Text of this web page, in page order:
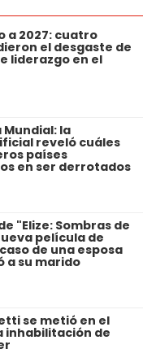
a 2027: cuatro
el desgaste de
liderazgo en el
la
reveló cuáles
países
en ser derrotados
"Elize: Sombras de
película de
de una esposa
a su marido
se metió en el
inhabilitación de